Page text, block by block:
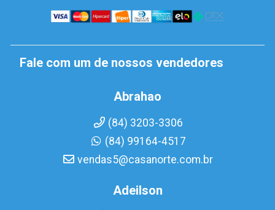
Fale com um de nossos vendedores
Abrahao
(84) 3203-3306
(84) 99164-4517
vendas5@casanorte.com.br
Adeilson